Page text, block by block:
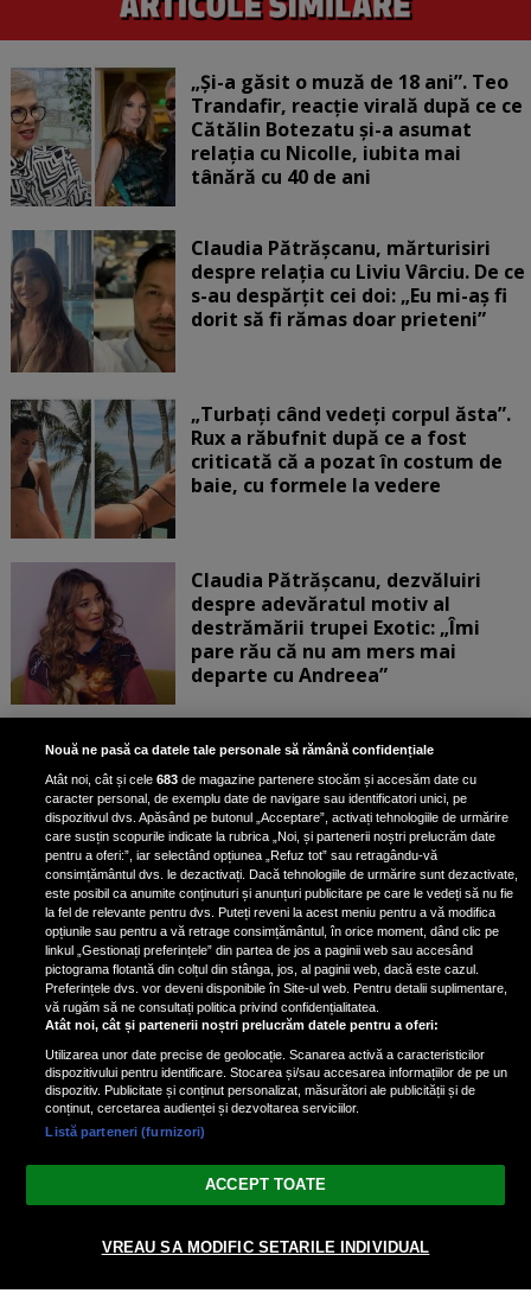
„Și-a găsit o muză de 18 ani”. Teo
Trandafir, reacție virală după ce ce
Cătălin Botezatu și-a asumat
relația cu Nicolle, iubita mai
tânără cu 40 de ani
Claudia Pătrășcanu, mărturisiri
despre relația cu Liviu Vârciu. De ce
s-au despărțit cei doi: „Eu mi-aș fi
dorit să fi rămas doar prieteni”
„Turbați când vedeți corpul ăsta”.
Rux a răbufnit după ce a fost
criticată că a pozat în costum de
baie, cu formele la vedere
Claudia Pătrășcanu, dezvăluiri
despre adevăratul motiv al
destrămării trupei Exotic: „Îmi
pare rău că nu am mers mai
departe cu Andreea”
Scene incredibile! Ilinca Vandici a
pus mâna pe aparatul de
fotografiat al unui paparazzo și i l-
a aruncat la gunoi: „S-a dus la
poliție. Nu mai aveam aer”
Oana Moșneagu, mărturisiri
despre începutul relației cu Vlad
Gherman: „Eu am fost îngrozită de
aceasta posibilă relație”
Nouă ne pasă ca datele tale personale să rămână confidențiale
Atât noi, cât și cele683 de magazine partenere stocăm și accesăm date cu
caracter personal, de exemplu date de navigare sau identificatori unici, pe
dispozitivul dvs. Apăsând pe butonul „Acceptare”, activați tehnologiile de urmărire
care susțin scopurile indicate la rubrica „Noi, și partenerii noștri prelucrăm date
pentru a oferi:”, iar selectând opțiunea „Refuz tot” sau retragându-vă
consimțământul dvs. le dezactivați. Dacă tehnologiile de urmărire sunt dezactivate,
este posibil ca anumite conținuturi și anunțuri publicitare pe care le vedeți să nu fie
la fel de relevante pentru dvs. Puteți reveni la acest meniu pentru a vă modifica
opțiunile sau pentru a vă retrage consimțământul, în orice moment, dând clic pe
linkul „Gestionați preferințele” din partea de jos a paginii web sau accesând
pictograma flotantă din colțul din stânga, jos, al paginii web, dacă este cazul.
Preferințele dvs. vor deveni disponibile în Site-ul web. Pentru detalii suplimentare,
vă rugăm să ne consultați politica privind confidențialitatea.
Atât noi, cât și partenerii noștri prelucrăm datele pentru a oferi:
Utilizarea unor date precise de geolocație. Scanarea activă a caracteristicilor
dispozitivului pentru identificare. Stocarea și/sau accesarea informațiilor de pe un
dispozitiv. Publicitate și conținut personalizat, măsurători ale publicității și de
conținut, cercetarea audienței și dezvoltarea serviciilor.
Listă parteneri (furnizori)
ACCEPT TOATE
VREAU SA MODIFIC SETARILE INDIVIDUAL